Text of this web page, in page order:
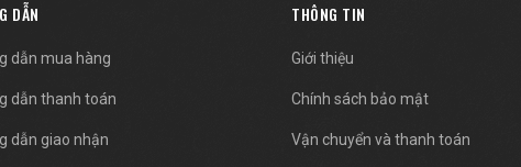
DẪN
dẫn mua hàng
dẫn thanh toán
dẫn giao nhận
THÔNG TIN
Giới thiệu
Chính sách bảo mật
Vận chuyển và thanh toán